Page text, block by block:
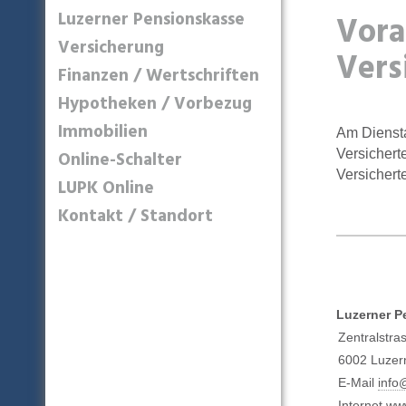
Luzerner Pensionskasse
Versicherung
Finanzen / Wertschriften
Hypotheken / Vorbezug
Immobilien
Online-Schalter
LUPK Online
Kontakt / Standort
Am
Luzerner
6002
E-Mail